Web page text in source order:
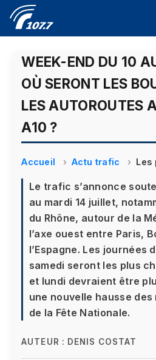
WEEK-END DU 10
OÙ SERONT LES
LES AUTOROUTES
A10 ?
Accueil Actu trafic Les
Le trafic s’annonce
au mardi 14 juillet,
du Rhône, autour de la
l’axe ouest entre Paris,
l’Espagne. Les journées
samedi seront les plus
et lundi devraient être
une nouvelle hausse
de la Fête Nationale.
AUTEUR : DENIS COSTAT